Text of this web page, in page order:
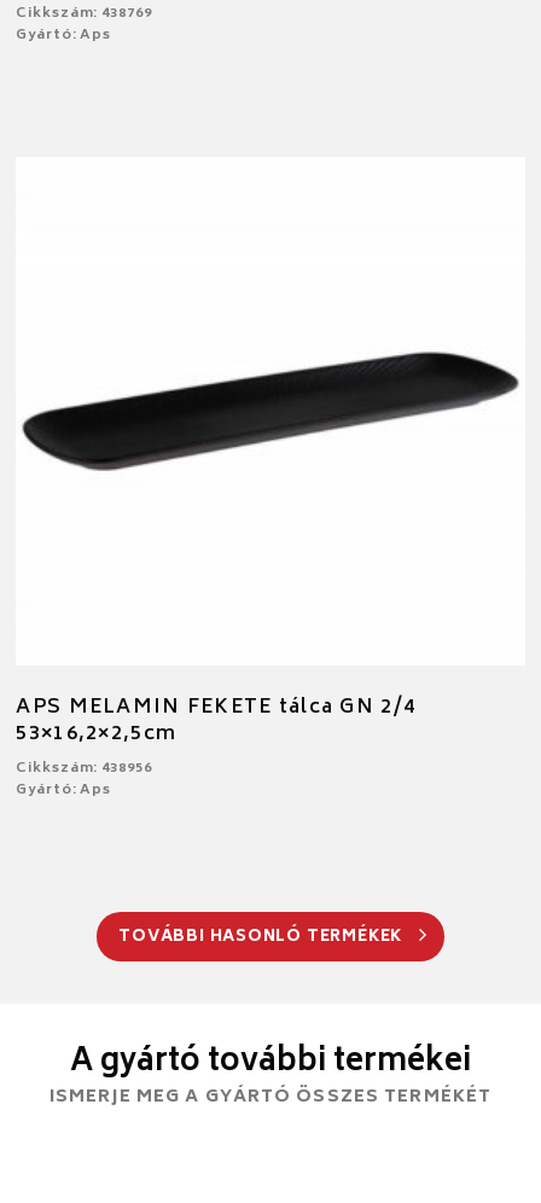
Cikkszám: 438769
Gyártó: Aps
APS MELAMIN FEKETE tálca GN 2/4
53×16,2×2,5cm
Cikkszám: 438956
Gyártó: Aps
TOVÁBBI HASONLÓ TERMÉKEK
A gyártó további termékei
ISMERJE MEG A GYÁRTÓ ÖSSZES TERMÉKÉT